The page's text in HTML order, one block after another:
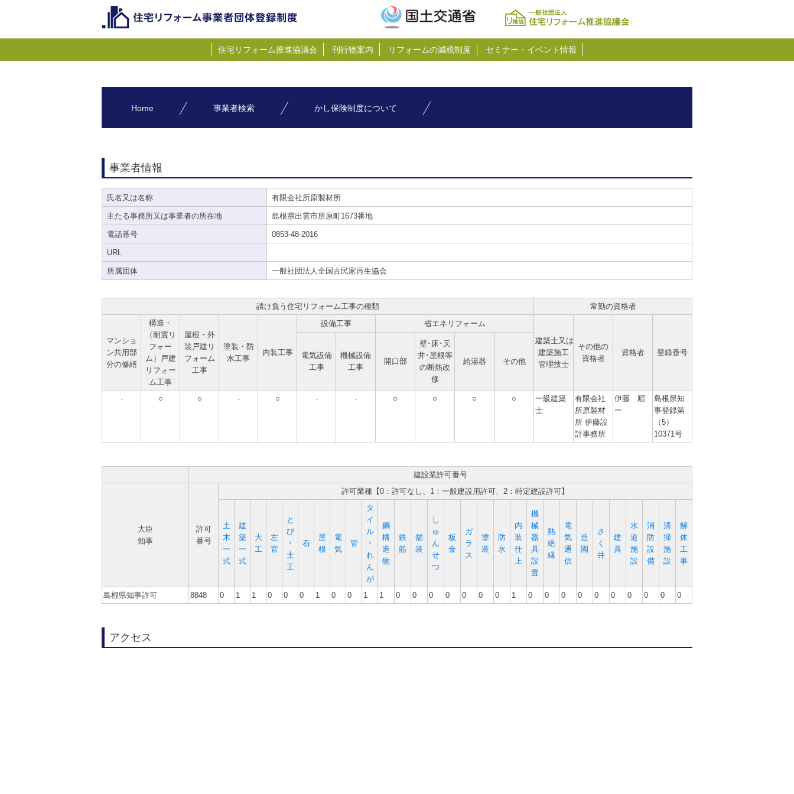
住宅リフォーム推進協議会 刊行物案内 リフォームの減税制度 セミナー・イベント情報
Home 事業者検索 かし保険制度について
事業者情報
氏名又は名称 有限会社所原製材所
主たる事務所又は事業者の所在地 島根県出雲市所原町1673番地
電話番号 0853-48-2016
URL
所属団体 一般社団法人全国古民家再生協会
請け負う住宅リフォーム工事の種類 常勤の資格者
マンショ
ン共用部
分の修繕
構造・
（耐震リ
フォー
ム）戸建
リフォー
ム工事
屋根・外
装戸建リ
フォーム
工事
塗装・防
水工事
内装工事
設備工事
省エネリフォーム
建築士又は
建築施工
管理技士
その他の
資格者
資格者 登録番号
電気設備
工事
機械設備
工事
開口部
壁･床･天
井･屋根等
の断熱改
修
給湯器 その他
- ○ ○ - ○ - - ○ ○ ○ ○
一級建築
士
有限会社
所原製材
所 伊藤設
計事務所
伊藤 順
一
島根県知
事登録第
（5）
10371号
建設業許可番号
大臣
知事
許可
番号
許可業種【0：許可なし、1：一般建設用許可、2：特定建設許可】
土
木
一
式
建
築
一
式
大
工
左
官
と
び
･
土
工
石
屋
根
電
気
管
タ
イ
ル
･
れ
ん
が
鋼
構
造
物
鉄
筋
舗
装
し
ゅ
ん
せ
つ
板
金
ガ
ラ
ス
塗
装
防
水
内
装
仕
上
機
械
器
具
設
置
熱
絶
縁
電
気
通
信
造
園
さ
く
井
建
具
水
道
施
設
消
防
設
備
清
掃
施
設
解
体
工
事
島根県知事許可 8848 0 1 1 0 0 0 1 0 0 1 1 0 0 0 0 0 0 0 1 0 0 0 0 0 0 0 0 0 0
アクセス